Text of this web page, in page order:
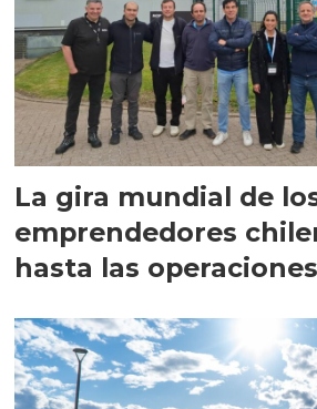
La gira mundial de
emprendedores
hasta las